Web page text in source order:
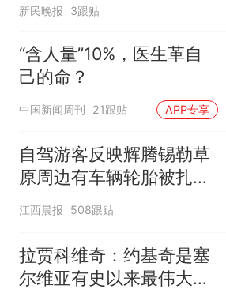
新民晚报 3跟贴
“含人量”10%，医生革自
己的命？
中国新闻周刊 21跟贴 APP专享
自驾游客反映辉腾锡勒草
原周边有车辆轮胎被扎，
修理店铺换胎价格高达千
江西晨报 508跟贴
拉贾科维奇：约基奇是塞
尔维亚有史以来最伟大的